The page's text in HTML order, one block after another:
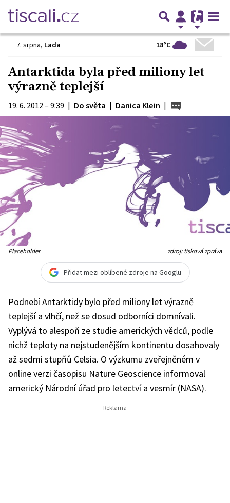
7. srpna, Lada 18°C
Antarktida byla před miliony let
výrazně teplejší
19. 6. 2012 – 9:39 | Do světa | Danica Klein |
Placeholder zdroj: tisková zpráva
Přidat mezi oblíbené zdroje na Googlu
Podnebí Antarktidy bylo před miliony let výrazně
teplejší a vlhčí, než se dosud odborníci domnívali.
Vyplývá to alespoň ze studie amerických vědců, podle
nichž teploty na nejstudenějším kontinentu dosahovaly
až sedmi stupňů Celsia. O výzkumu zveřejněném v
online verzi časopisu Nature Geoscience informoval
americký Národní úřad pro letectví a vesmír (NASA).